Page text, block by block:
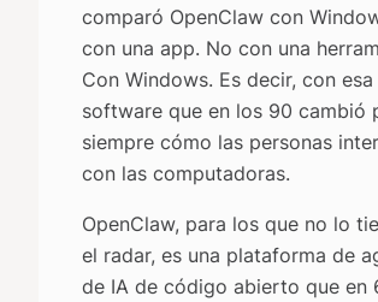
comparó OpenClaw con
con una app. No con una
Con Windows. Es decir, con
software que en los 90 cambió
siempre cómo las personas
con las computadoras.
OpenClaw, para los que no lo
el radar, es una plataforma de
de IA de código abierto que en